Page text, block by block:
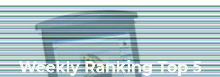
Weekly Ranking Top 5